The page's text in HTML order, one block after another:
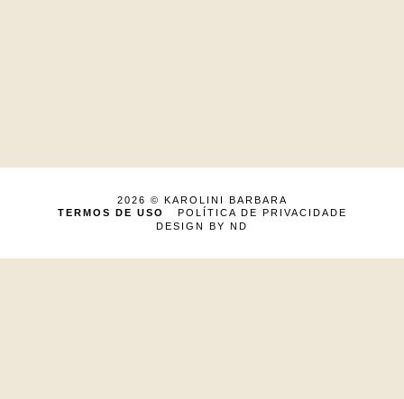
2026 ©
KAROLINI BARBARA
TERMOS DE USO
POLÍTICA DE PRIVACIDADE
DESIGN BY ND